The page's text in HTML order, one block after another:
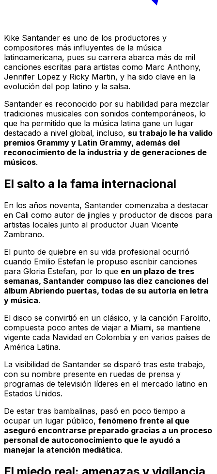
Kike Santander es uno de los productores y
compositores más influyentes de la música
latinoamericana, pues su carrera abarca más de mil
canciones escritas para artistas como Marc Anthony,
Jennifer Lopez y Ricky Martin, y ha sido clave en la
evolución del pop latino y la salsa.
Santander es reconocido por su habilidad para mezclar
tradiciones musicales con sonidos contemporáneos, lo
que ha permitido que la música latina gane un lugar
destacado a nivel global, incluso, su trabajo le ha valido
premios Grammy y Latin Grammy, además del
reconocimiento de la industria y de generaciones de
músicos.
El salto a la fama internacional
En los años noventa, Santander comenzaba a destacar
en Cali como autor de jingles y productor de discos para
artistas locales junto al productor Juan Vicente
Zambrano.
El punto de quiebre en su vida profesional ocurrió
cuando Emilio Estefan le propuso escribir canciones
para Gloria Estefan, por lo que en un plazo de tres
semanas, Santander compuso las diez canciones del
álbum Abriendo puertas, todas de su autoría en letra
y música.
El disco se convirtió en un clásico, y la canción Farolito,
compuesta poco antes de viajar a Miami, se mantiene
vigente cada Navidad en Colombia y en varios países de
América Latina.
La visibilidad de Santander se disparó tras este trabajo,
con su nombre presente en ruedas de prensa y
programas de televisión líderes en el mercado latino en
Estados Unidos.
De estar tras bambalinas, pasó en poco tiempo a
ocupar un lugar público, fenómeno frente al que
aseguró encontrarse preparado gracias a un proceso
personal de autoconocimiento que le ayudó a
manejar la atención mediática.
El miedo real: amenazas y vigilancia